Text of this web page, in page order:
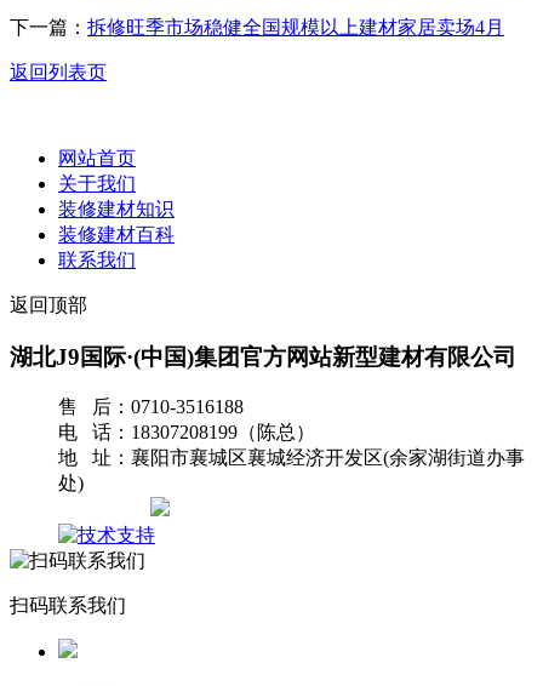
下一篇： 拆修旺季市场稳健全国规模以上建材家居卖场4月
返回列表页
网站首页
关于我们
装修建材知识
装修建材百科
联系我们
返回顶部
湖北J9国际·(中国)集团官方网站新型建材有限公司
售 后：0710-3516188
电 话：18307208199（陈总）
地 址：襄阳市襄城区襄城经济开发区(余家湖街道办事
处)
扫码联系我们